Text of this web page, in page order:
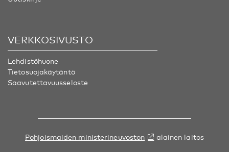
VERKKOSIVUSTO
Lehdistöhuone
Tietosuojakäytäntö
Saavutettavuusseloste
Pohjoismaiden ministerineuvoston alainen laitos